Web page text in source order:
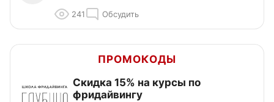
241 Обсудить
ПРОМОКОДЫ
Скидка 15% на курсы по
фридайвингу